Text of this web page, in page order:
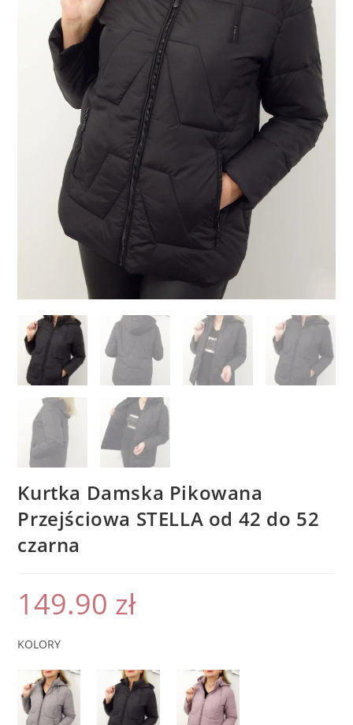
Kurtka Damska Pikowana
Przejściowa STELLA od 42 do 52
czarna
149.90 zł
KOLORY